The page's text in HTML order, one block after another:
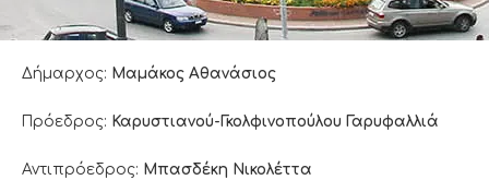
Δήμαρχος: Μαμάκος Αθανάσιος
Πρόεδρος: Καρυστιανού-Γκολφινοπούλου Γαρυφαλλιά
Αντιπρόεδρος: Μπασδέκη Νικολέττα